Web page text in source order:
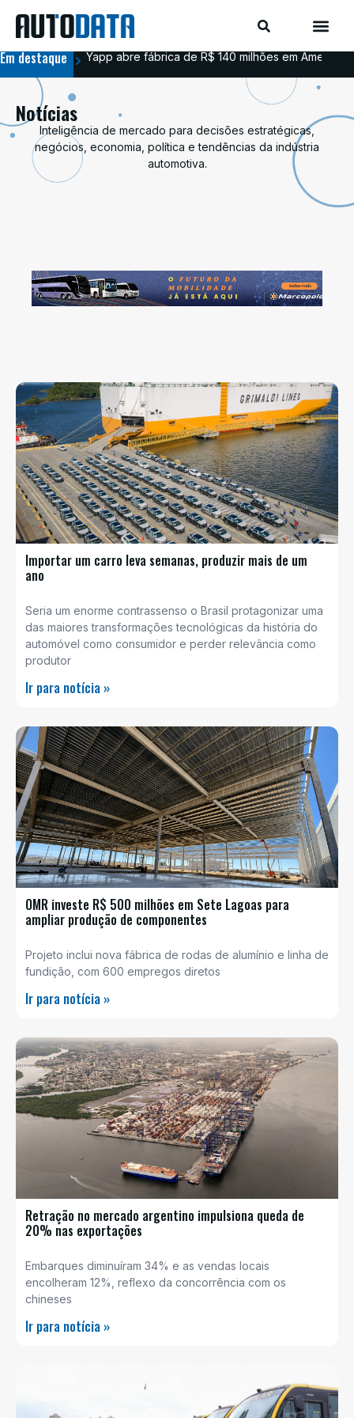
Em destaque Yapp abre fábrica de R$ 140 milhões em
Notícias
Inteligência de mercado para decisões estratégicas,
negócios, economia, política e tendências da indústria
automotiva.
Importar um carro leva semanas, produzir mais de um
ano
Seria um enorme contrassenso o Brasil protagonizar uma
das maiores transformações tecnológicas da história do
automóvel como consumidor e perder relevância como
produtor
Ir para notícia »
OMR investe R$ 500 milhões em Sete Lagoas para
ampliar produção de componentes
Projeto inclui nova fábrica de rodas de alumínio e linha de
fundição, com 600 empregos diretos
Ir para notícia »
Retração no mercado argentino impulsiona queda de
20% nas exportações
Embarques diminuíram 34% e as vendas locais
encolheram 12%, reflexo da concorrência com os
chineses
Ir para notícia »